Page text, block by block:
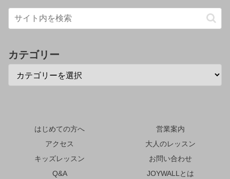
カテゴリー
はじめての方へ
営業案内
アクセス
大人のレッスン
キッズレッスン
お問い合わせ
Q&A
JOYWALLとは